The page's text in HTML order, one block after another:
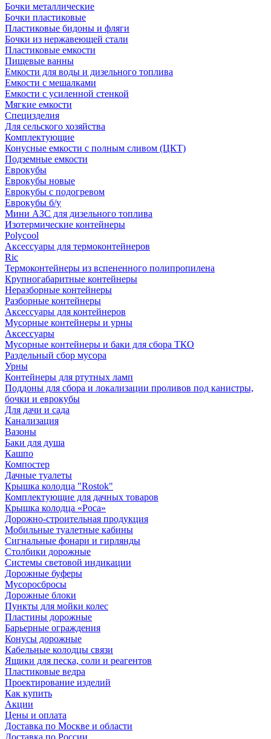
Бочки металлические
Бочки пластиковые
Пластиковые бидоны и фляги
Бочки из нержавеющей стали
Пластиковые емкости
Пищевые ванны
Емкости для воды и дизельного топлива
Емкости с мешалками
Емкости с усиленной стенкой
Мягкие емкости
Специзделия
Для сельского хозяйства
Комплектующие
Конусные емкости с полным сливом (ЦКТ)
Подземные емкости
Еврокубы
Еврокубы новые
Еврокубы с подогревом
Еврокубы б/у
Мини АЗС для дизельного топлива
Изотермические контейнеры
Polycool
Аксессуары для термоконтейнеров
Ric
Термоконтейнеры из вспененного полипропилена
Крупногабаритные контейнеры
Неразборные контейнеры
Разборные контейнеры
Аксессуары для контейнеров
Мусорные контейнеры и урны
Аксессуары
Мусорные контейнеры и баки для сбора ТКО
Раздельный сбор мусора
Урны
Контейнеры для ртутных ламп
Поддоны для сбора и локализации проливов под канистры,
бочки и еврокубы
Для дачи и сада
Канализация
Вазоны
Баки для душа
Кашпо
Компостер
Дачные туалеты
Крышка колодца "Rostok"
Комплектующие для дачных товаров
Крышка колодца «Роса»
Дорожно-строительная продукция
Мобильные туалетные кабины
Сигнальные фонари и гирлянды
Столбики дорожные
Системы световой индикации
Дорожные буферы
Мусоросбросы
Дорожные блоки
Пункты для мойки колес
Пластины дорожные
Барьерные ограждения
Конусы дорожные
Кабельные колодцы связи
Ящики для песка, соли и реагентов
Пластиковые ведра
Проектирование изделий
Как купить
Акции
Цены и оплата
Доставка по Москве и области
Доставка по России